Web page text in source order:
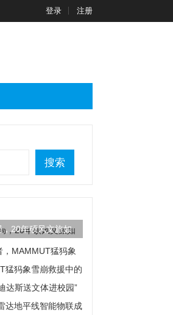
登录 注册
搜索
20年硕风文旅如
，MAMMUT猛犸象
猛犸象雪崩救援中的
达斯送文体进校园”
达地平线智能物联成